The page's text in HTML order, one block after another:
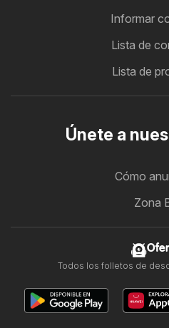
Informar
Lista de
Lista de
Únete a
Cómo
Zona
Todos los folletos de